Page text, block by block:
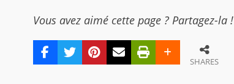
Vous avez aimé cette page ? Partagez-la !
SHARES